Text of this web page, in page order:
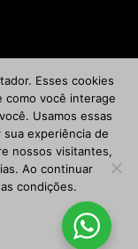
Esses cookies
como você interage
Usamos essas
experiência de
nossos visitantes,
Ao continuar
condições.